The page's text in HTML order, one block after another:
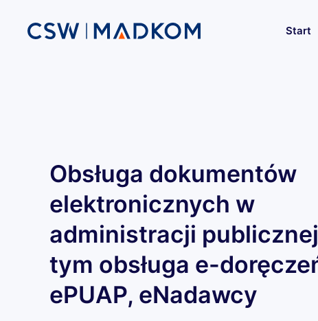
Przejdź do głównej treści
Start
Obsługa dokumentów
elektronicznych w
administracji
tym obsługa e-
ePUAP, eNadawcy